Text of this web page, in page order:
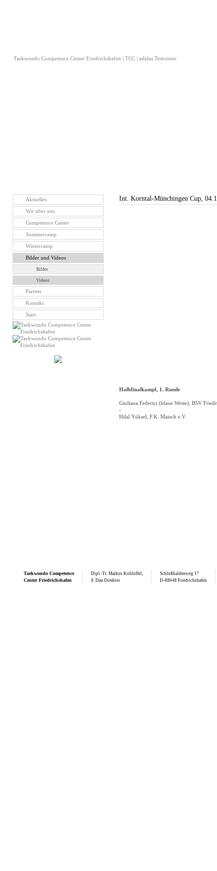
Taekwondo Competence Center Friedrichshafen | TCC | adidas Testcenter
Aktuelles
Wir über uns
Competence Center
Sommercamp
Wintercamp
Bilder und Videos
Bilder
Videos
Partner
Kontakt
Start
Int. Korntal-Münchingen Cup,
Halbfinalkampf, 1. Runde
Giuliana Federici (blaue Weste), BSV
-
Hilal Yüksel, F.K. Maisch e.V.
Taekwondo Competence
Center Friedrichshafen
Dipl.-Tr. Markus Kohlöffel,
8. Dan Direktor
Schloßhaldenweg 17
D-88048 Friedrichshafen